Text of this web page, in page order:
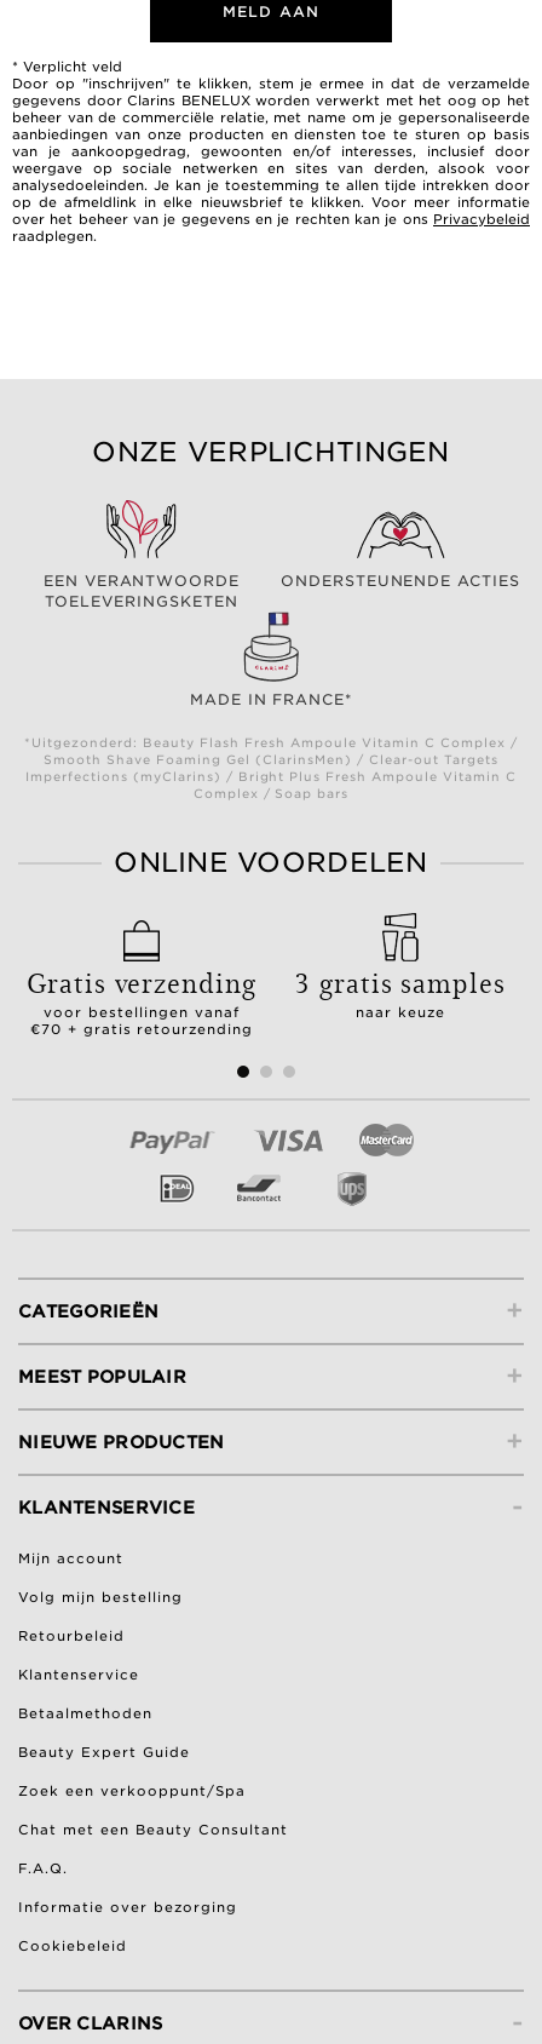
MELD AAN
* Verplicht veld
Door op "inschrijven" te klikken, stem je ermee in dat de verzamelde
gegevens door Clarins BENELUX worden verwerkt met het oog op het
beheer van de commerciële relatie, met name om je gepersonaliseerde
aanbiedingen van onze producten en diensten toe te sturen op basis
van je aankoopgedrag, gewoonten en/of interesses, inclusief door
weergave op sociale netwerken en sites van derden, alsook voor
analysedoeleinden. Je kan je toestemming te allen tijde intrekken door
op de afmeldlink in elke nieuwsbrief te klikken. Voor meer informatie
over het beheer van je gegevens en je rechten kan je ons Privacybeleid
raadplegen.
ONZE VERPLICHTINGEN
EEN VERANTWOORDE
TOELEVERINGSKETEN
ONDERSTEUNENDE ACTIES
MADE IN FRANCE*
*Uitgezonderd: Beauty Flash Fresh Ampoule Vitamin C Complex /
Smooth Shave Foaming Gel (ClarinsMen) / Clear-out Targets
Imperfections (myClarins) / Bright Plus Fresh Ampoule Vitamin C
Complex / Soap bars
ONLINE VOORDELEN
Gratis verzending
voor bestellingen vanaf
€70 + gratis retourzending
3 gratis samples
naar keuze
+
CATEGORIEËN
+
MEEST POPULAIR
+
NIEUWE PRODUCTEN
-
KLANTENSERVICE
Mijn account
Volg mijn bestelling
Retourbeleid
Klantenservice
Betaalmethoden
Beauty Expert Guide
Zoek een verkooppunt/Spa
Chat met een Beauty Consultant
F.A.Q.
Informatie over bezorging
Cookiebeleid
-
OVER CLARINS